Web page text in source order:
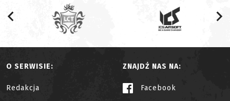
O SERWISIE:
Redakcja
ZNAJDŹ NAS NA:
Facebook